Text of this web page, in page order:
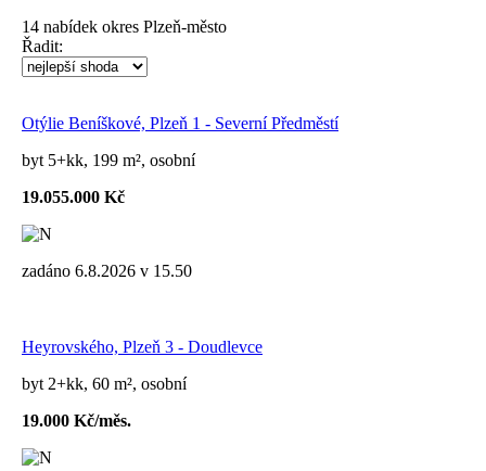
14 nabídek okres Plzeň-město
Řadit:
Otýlie Beníškové, Plzeň 1 - Severní Předměstí
byt 5+kk, 199 m², osobní
19.055.000 Kč
zadáno 6.8.2026 v 15.50
Heyrovského, Plzeň 3 - Doudlevce
byt 2+kk, 60 m², osobní
19.000 Kč/měs.